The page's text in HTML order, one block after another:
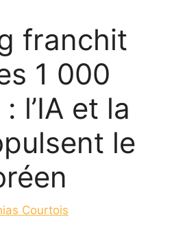
franchit
1 000
l’IA et la
le
Courtois